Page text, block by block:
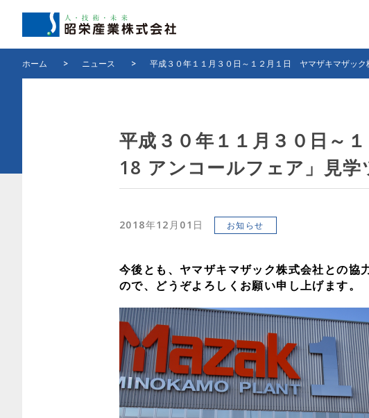
ホーム > ニュース > 平成３０年１１月３０日～１２月１日 ヤマザキマザック
平成３０年１１月３０日～
18 アンコールフェア」見学
2018年12月01日 お知らせ
今後とも、ヤマザキマザック株式会社との協
ので、どうぞよろしくお願い申し上げます。